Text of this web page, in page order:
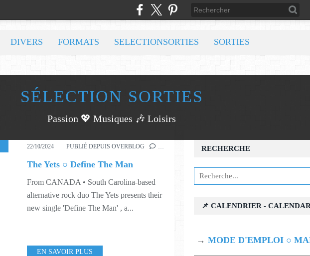
SÉLECTION SORTIES
Passion 💖 Musiques 🎶 Loisirs
DIVERS FORMATS SELECTIONSORTIES SORTIES
,443,506
22/10/2024 PUBLIÉ DEPUIS OVERBLOG …
The Yets ○ Define The Man
From CANADA • South Carolina-based
alternative rock duo The Yets presents their
new single 'Define The Man' , a...
EN SAVOIR PLUS
RECHERCHE
📌 CALENDRIER - CALENDAR
→ MODE D'EMPLOI ○